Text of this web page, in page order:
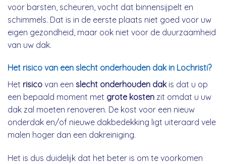
voor barsten, scheuren, vocht dat binnensijpelt en
schimmels. Dat is in de eerste plaats niet goed voor uw
eigen gezondheid, maar ook niet voor de duurzaamheid
van uw dak.
Het risico van een slecht onderhouden dak in Lochristi?
Het risico van een slecht onderhouden dakis dat u op
een bepaald moment met grote kosten zit omdat u uw
dak zal moeten renoveren. De kost voor een nieuw
onderdak en/of nieuwe dakbedekking ligt uiteraard vele
malen hoger dan een dakreiniging.
Het is dus duidelijk dat het beter is om te voorkomen